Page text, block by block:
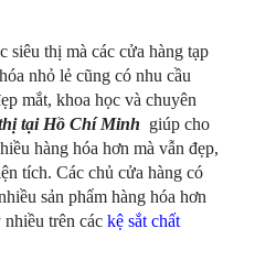
siêu thị mà các cửa hàng tạp
nhỏ lẻ cũng có nhu cầu
mắt, khoa học và chuyên
tại Hồ Chí Minh giúp cho
hàng hóa hơn mà vẫn đẹp,
tích. Các chủ cửa hàng có
sản phẩm hàng hóa hơn
nhiều trên cáckệ sắt chất